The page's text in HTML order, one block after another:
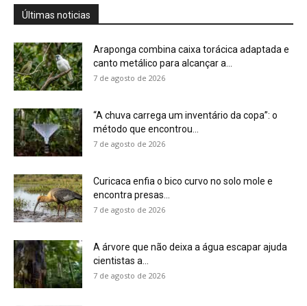
A árvore que não deixa a água escapar ajuda
7 de agosto de 2026
7 de agosto de 2026